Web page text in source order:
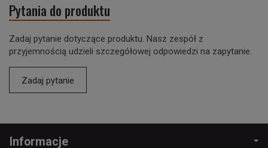
Pytania do produktu
Zadaj pytanie dotyczące produktu. Nasz zespół z
przyjemnością udzieli szczegółowej odpowiedzi na zapytanie.
Zadaj pytanie
Informacje